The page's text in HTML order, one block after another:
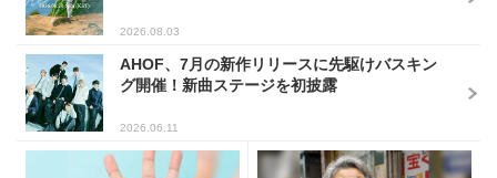
2026.08.03
AHOF、7月の新作リリースに先駆けバスキン
グ開催！新曲ステージを初披露
2026.06.11